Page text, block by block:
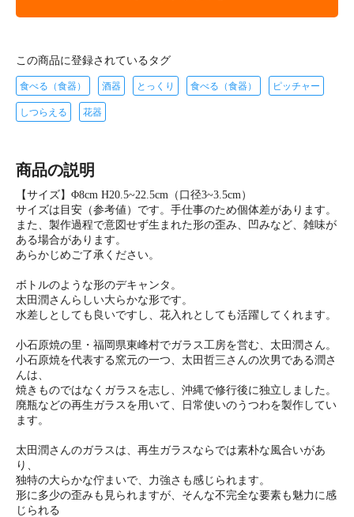
この商品に登録されているタグ
食べる（食器） 酒器 とっくり 食べる（食器） ピッチャー
しつらえる 花器
商品の説明
【サイズ】Φ8cm H20.5~22.5cm（口径3~3.5cm）
サイズは目安（参考値）です。手仕事のため個体差があります。
また、製作過程で意図せず生まれた形の歪み、凹みなど、雑味が
ある場合があります。
あらかじめご了承ください。
ボトルのような形のデキャンタ。
太田潤さんらしい大らかな形です。
水差しとしても良いですし、花入れとしても活躍してくれます。
小石原焼の里・福岡県東峰村でガラス工房を営む、太田潤さん。
小石原焼を代表する窯元の一つ、太田哲三さんの次男である潤さ
んは、
焼きものではなくガラスを志し、沖縄で修行後に独立しました。
廃瓶などの再生ガラスを用いて、日常使いのうつわを製作してい
ます。
太田潤さんのガラスは、再生ガラスならでは素朴な風合いがあ
り、
独特の大らかな佇まいで、力強さも感じられます。
形に多少の歪みも見られますが、そんな不完全な要素も魅力に感
じられる